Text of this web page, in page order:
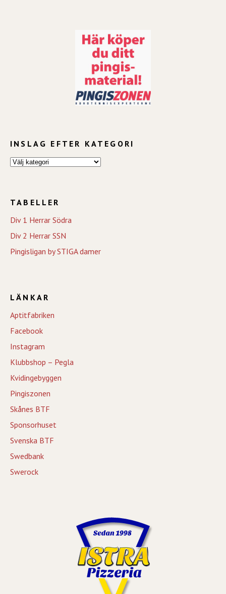
INSLAG EFTER KATEGORI
TABELLER
Div 1 Herrar Södra
Div 2 Herrar SSN
Pingisligan by STIGA damer
LÄNKAR
Aptitfabriken
Facebook
Instagram
Klubbshop – Pegla
Kvidingebyggen
Pingiszonen
Skånes BTF
Sponsorhuset
Svenska BTF
Swedbank
Swerock